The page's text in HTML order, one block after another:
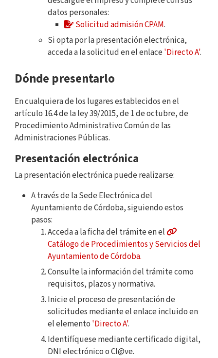
datos personales:
Solicitud admisión CPAM.
Si opta por la presentación electrónica,
acceda a la solicitud en el enlace'Directo A'.
Dónde presentarlo
En cualquiera de los lugares establecidos en el
artículo 16.4 de la ley 39/2015, de 1 de octubre, de
Procedimiento Administrativo Común de las
Administraciones Públicas.
Presentación electrónica
La presentación electrónica puede realizarse:
A través de la Sede Electrónica del
Ayuntamiento de Córdoba, siguiendo estos
pasos:
Acceda a la ficha del trámite en el
Catálogo de Procedimientos y Servicios del
Ayuntamiento de Córdoba.
Consulte la información del trámite como
requisitos, plazos y normativa.
Inicie el proceso de presentación de
solicitudes mediante el enlace incluido en
el elemento 'Directo A'.
Identifíquese mediante certificado digital,
DNI electrónico o Cl@ve.